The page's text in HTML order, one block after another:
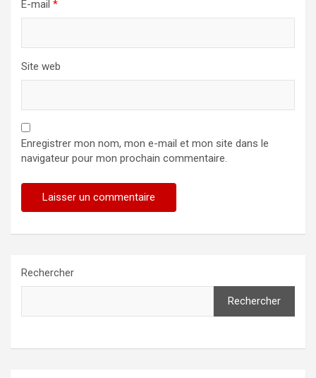
E-mail *
Site web
Enregistrer mon nom, mon e-mail et mon site dans le
navigateur pour mon prochain commentaire.
Rechercher
Rechercher